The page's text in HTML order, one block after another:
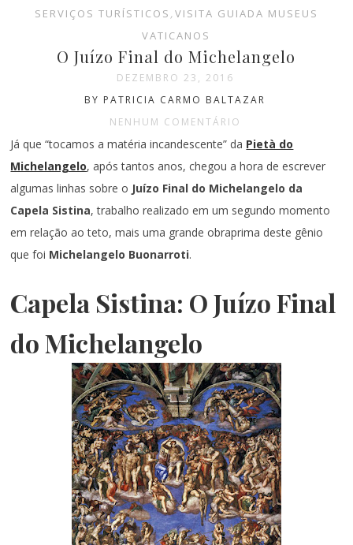
SERVIÇOS TURÍSTICOS , VISITA GUIADA MUSEUS
VATICANOS
O Juízo Final do Michelangelo
DEZEMBRO 23, 2016
BY PATRICIA CARMO BALTAZAR
NENHUM COMENTÁRIO
Já que “tocamos a matéria incandescente” da Pietà do
Michelangelo, após tantos anos, chegou a hora de escrever
algumas linhas sobre o Juízo Final do Michelangelo da
Capela Sistina, trabalho realizado em um segundo momento
em relação ao teto, mais uma grande obraprima deste gênio
que foi Michelangelo Buonarroti.
Capela Sistina: O Juízo Final
do Michelangelo